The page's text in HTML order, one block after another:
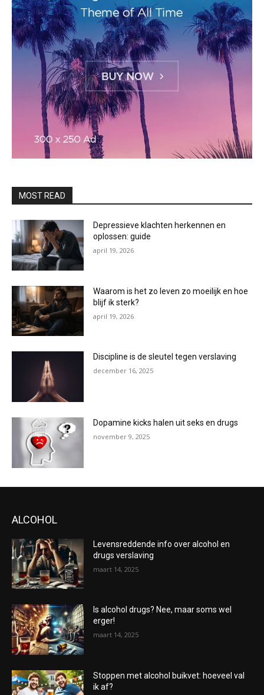
MOST READ
Depressieve klachten herkennen en
oplossen: guide
april 19, 2026
Waarom is het zo leven zo moeilijk en hoe
blijf ik sterk?
april 19, 2026
Discipline is de sleutel tegen verslaving
december 16, 2025
Dopamine kicks halen uit seks en drugs
november 9, 2025
ALCOHOL
Levensreddende info over alcohol en
drugs verslaving
maart 14, 2025
Is alcohol drugs? Nee, maar soms wel
erger!
maart 14, 2025
Stoppen met alcohol buikvet: hoeveel val
ik af?